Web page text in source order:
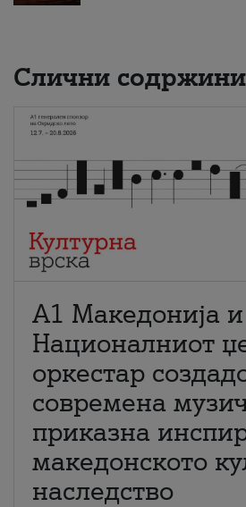
Слични содржини
А1 Македонија и
Националниот
оркестар
современа
приказна
македонското
наследство